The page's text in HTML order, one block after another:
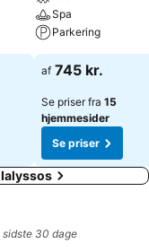
Spa
Parkering
af 745 kr.
Se priser fra 15
hjemmesider
Se priser
sidste 30 dage